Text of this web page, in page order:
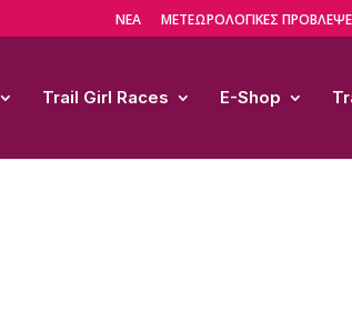
ΝΕΑ ΜΕΤΕΩΡΟΛΟΓΙΚΕΣ
Trail Girl Races E-Shop